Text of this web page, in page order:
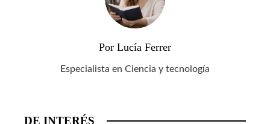
Por Lucía Ferrer
Especialista en Ciencia y tecnología
DE INTERÉS